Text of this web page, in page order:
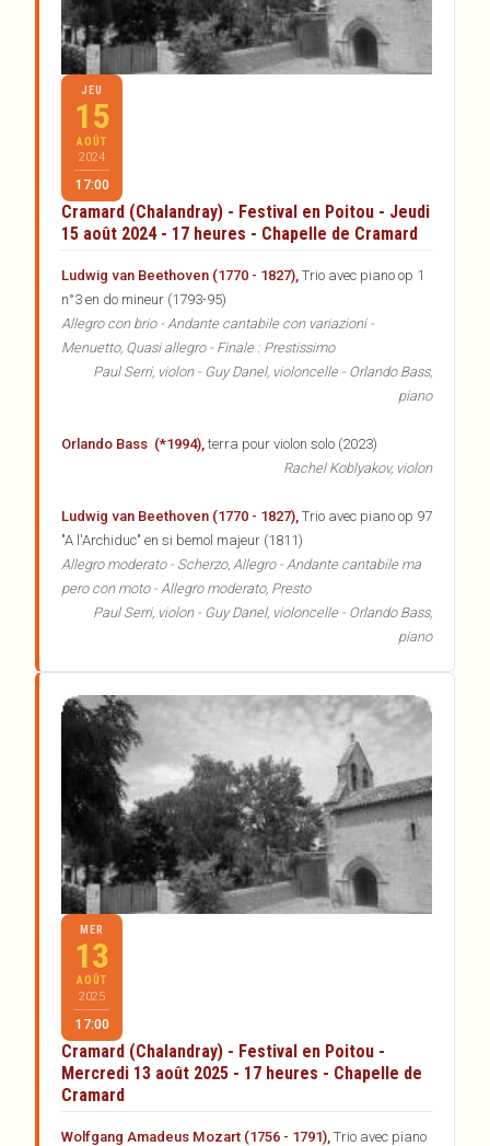
JEU
15
AOÛT
2024
17:00
Cramard (Chalandray) - Festival en Poitou - Jeudi
15 août 2024 - 17 heures - Chapelle de Cramard
Ludwig van Beethoven (1770 - 1827), Trio avec piano op 1
n°3 en do mineur (1793-95)
Allegro con brio - Andante cantabile con variazioni -
Menuetto, Quasi allegro - Finale : Prestissimo
Paul Serri, violon - Guy Danel, violoncelle - Orlando Bass,
piano
Orlando Bass (*1994), terra pour violon solo (2023)
Rachel Koblyakov, violon
Ludwig van Beethoven (1770 - 1827), Trio avec piano op 97
"A l'Archiduc" en si bemol majeur (1811)
Allegro moderato - Scherzo, Allegro - Andante cantabile ma
pero con moto - Allegro moderato, Presto
Paul Serri, violon - Guy Danel, violoncelle - Orlando Bass,
piano
MER
13
AOÛT
2025
17:00
Cramard (Chalandray) - Festival en Poitou -
Mercredi 13 août 2025 - 17 heures - Chapelle de
Cramard
Wolfgang Amadeus Mozart (1756 - 1791), Trio avec piano